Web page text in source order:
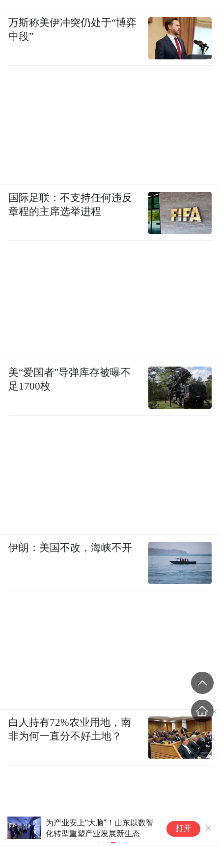
打开
万斯称美伊冲突仍处于“博弈
中段”
国际足联：不支持任何违反
章程的主席选举进程
美“爱国者”导弹库存被曝不
足1700枚
伊朗：美国不改，海峡不开
白人持有72%农业用地，南
非为何一直分不好土地？